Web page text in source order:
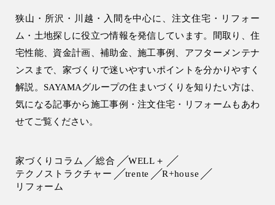
狭山・所沢・川越・入間を中心に、注文住宅 ・
リフォー
ム ・ 土地探しに役立つ情報を発信しています。間取り、住
宅性能、資金計画、補助金、施工事例、アフターメンテナ
ンスまで、家づくりで迷いやすいポイントを分かりやすく
解説。SAYAMAグループの住まいづくりを知りたい方は、
気になる記事から施工事例 ・注文住宅 ・ リフォーム もあわ
せてご覧ください。
家づくりコラム 総合
WELL＋
テクノストラクチャー
trente
R+house
リフォーム
リフォームプラン紹介
土地探しサポート
ショールーム・モデルハウス
施工事例・お客様の声
会社概要